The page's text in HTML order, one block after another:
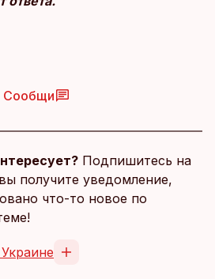
Сообщи
Подпишитесь на
получите уведомление,
что-то новое по